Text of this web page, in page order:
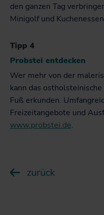
den ganzen Tag
Minigolf und
Tipp 4
Probstei entdecken
Wer mehr von der
kann das
Fuß erkunden.
Freizeitangebote und
www.probstei.de.
zurück